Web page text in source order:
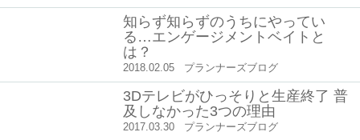
知らず知らずのうちにやってい
る…エンゲージメントベイトと
は？
2018.02.05 プランナーズブログ
3Dテレビがひっそりと生産終了 普
及しなかった3つの理由
2017.03.30 プランナーズブログ